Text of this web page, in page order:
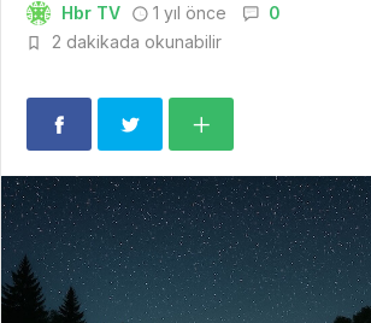
Hbr TV 1 yıl önce
0
2 dakikada okunabilir